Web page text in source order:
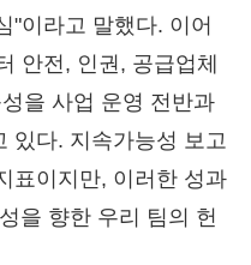
"이라고 말했다. 이어
안전, 인권, 공급업체
을 사업 운영 전반과
있다. 지속가능성 보고
표이지만, 이러한 성과
을 향한 우리 팀의 헌